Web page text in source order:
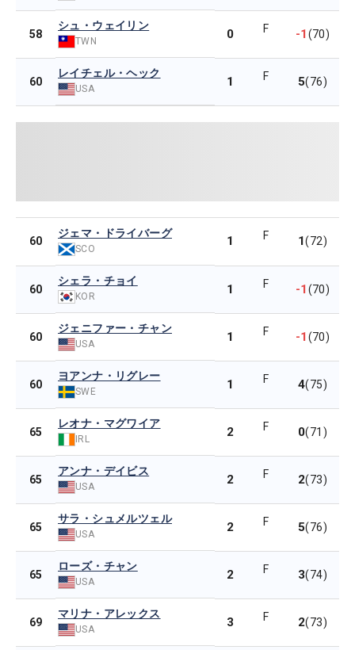
58
シュ・ウェイリン
TWN 0 F -1(70)
60
レイチェル・ヘック
USA 1 F 5(76)
60
ジェマ・ドライバーグ
SCO
1 F 1(72)
60
シェラ・チョイ
KOR 1 F -1(70)
60
ジェニファー・チャン
USA 1 F -1(70)
60
ヨアンナ・リグレー
SWE 1 F 4(75)
65
レオナ・マグワイア
IRL 2 F 0(71)
65
アンナ・デイビス
USA 2 F 2(73)
65
サラ・シュメルツェル
USA 2 F 5(76)
65
ローズ・チャン
USA 2 F 3(74)
69
マリナ・アレックス
USA 3 F 2(73)